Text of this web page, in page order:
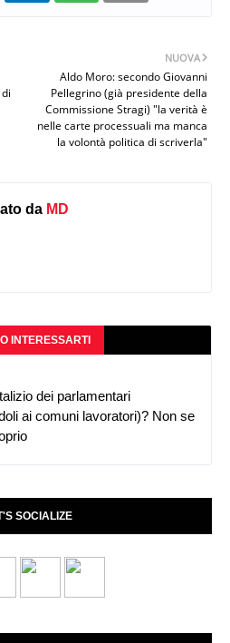
NUOVA
Aldo Moro: secondo Giovanni
Pellegrino (già presidente della
Commissione Stragi) "la verità è
nelle carte processuali ma manca
la volontà politica di scriverla"
da MD
INTERESSARTI
dei parlamentari
ai comuni lavoratori)? Non se
SOCIALIZE